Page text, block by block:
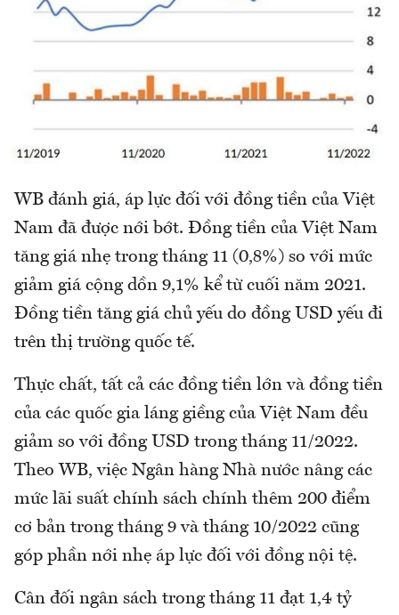
WB đánh giá, áp lực đối với đồng tiền của Việt
Nam đã được nới bớt. Đồng tiền của Việt Nam
tăng giá nhẹ trong tháng 11 (0,8%) so với mức
giảm giá cộng dồn 9,1% kể từ cuối năm 2021.
Đồng tiền tăng giá chủ yếu do đồng USD yếu đi
trên thị trường quốc tế.
Thực chất, tất cả các đồng tiền lớn và đồng tiền
của các quốc gia láng giềng của Việt Nam đều
giảm so với đồng USD trong tháng 11/2022.
Theo WB, việc Ngân hàng Nhà nước nâng các
mức lãi suất chính sách chính thêm 200 điểm
cơ bản trong tháng 9 và tháng 10/2022 cũng
góp phần nới nhẹ áp lực đối với đồng nội tệ.
Cân đối ngân sách trong tháng 11 đạt 1,4 tỷ